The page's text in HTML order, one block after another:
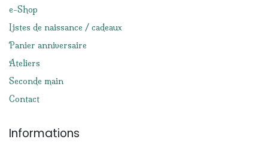
e-Shop
Listes de naissance / cadeaux
Panier anniversaire
Ateliers
Seconde main
Contact
Informations